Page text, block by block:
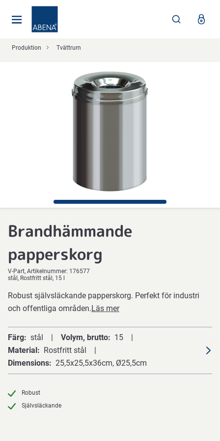
Produktion Tvättrum
Brandhämmande
papperskorg
V-Part Artikelnummer: 176577
stål, Rostfritt stål, 15 l
Robust självsläckande papperskorg. Perfekt för industri
och offentliga områden.Läs mer
Färg stål Volym, brutto
15
Material
Rostfritt stål
Dimensions
25,5x25,5x36cm, Ø25,5cm
Robust
Självsläckande